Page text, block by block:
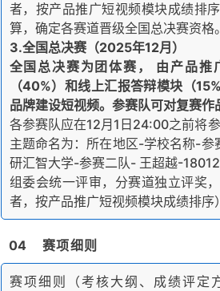
者，按产品推广短视频模块成绩排
算，确定各赛道晋级全国总决赛资格
3.全国总决赛（2025年12月）
全国总决赛为团体赛， 由产品
（40%）和线上汇报答辩模块（
品牌建设短视频。参赛队可对复赛
各参赛队应在12月1日24:00之前将
主题命名为：所在地区-学校名称-
研汇智大学-参赛二队- 王超越-
组委会统一评审，分赛道独立评奖
者，按产品推广短视频模块成绩排序
04 赛项细则
赛项细则（考核大纲、成绩评定